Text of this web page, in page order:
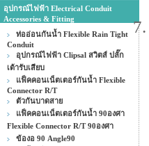
อุปกรณ์ไฟฟ้า Electrical Conduit
Accessories & Fitting
ท่ออ่อนกันน้ำ Flexible Rain Tight
Conduit
อุปกรณ์ไฟฟ้า Clipsal สวิตส์ ปลั๊ก
เต้ารับเสียบ
แฟ็คคอนเน็ตเตอร์กันน้ำ Flexible
Connector R/T
ตัวกันบาดสาย
แฟ็คคอนเน็ตเตอร์กันน้ำ 90องศา
Flexible Connector R/T 90องศา
ข้องอ 90 Angle90
7.